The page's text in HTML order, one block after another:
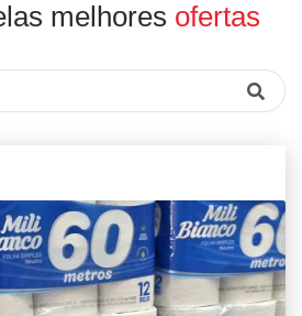
melhores ofertas